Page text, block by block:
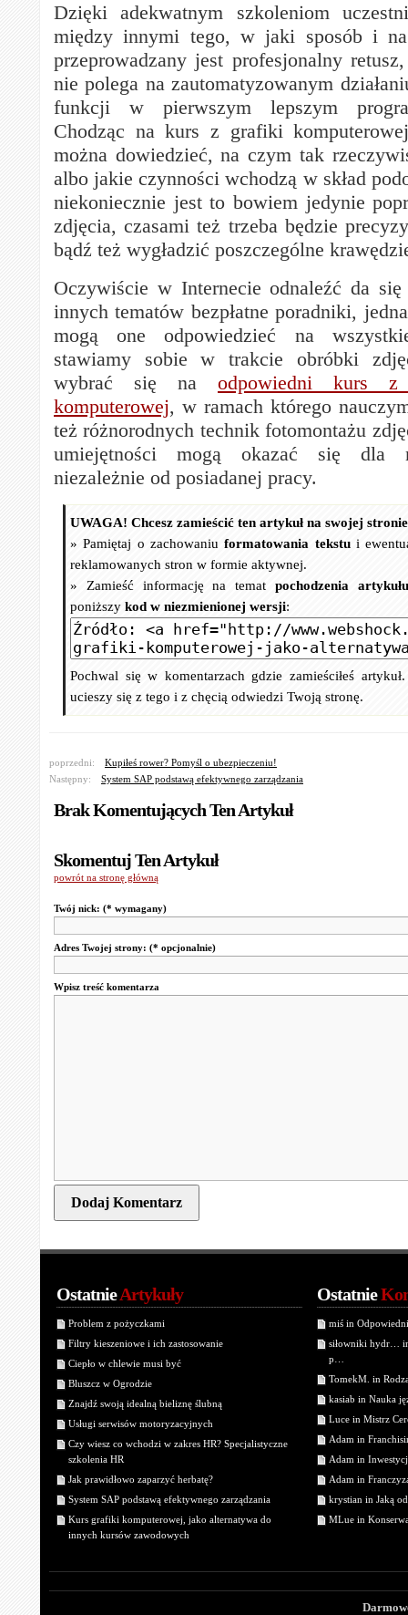
Dzięki adekwatnym szkoleniom
między innymi tego, w jaki sposób i
przeprowadzany jest profesjonalny
nie polega na zautomatyzowanym
funkcji w pierwszym lepszym
Chodząc na kurs z grafiki
można dowiedzieć, na czym tak
albo jakie czynności wchodzą w skład
niekoniecznie jest to bowiem jedynie
zdjęcia, czasami też trzeba będzie
bądź też wygładzić poszczególne
Oczywiście w Internecie odnaleźć da
innych tematów bezpłatne poradniki,
mogą one odpowiedzieć na
stawiamy sobie w trakcie obróbki
wybrać się na odpowiedni kurs
komputerowej, w ramach którego
też różnorodnych technik fotomontażu
umiejętności mogą okazać się dla
niezależnie od posiadanej pracy.
UWAGA! Chcesz zamieścić ten artykuł na swojej
» Pamiętaj o zachowaniuformatowania tekstui
reklamowanych stron w formie aktywnej.
» Zamieść informację na temat pochodzenia artykułu
poniższy kod w niezmienionej wersji:
Pochwal się w komentarzach gdzie zamieściłeś
ucieszy się z tego i z chęcią odwiedzi Twoją stronę.
poprzedni:
Kupiłeś rower? Pomyśl o ubezpieczeniu!
Następny:
System SAP podstawą efektywnego zarządzania
Brak Komentujących Ten Artykuł
Skomentuj Ten Artykuł
powrót na stronę główną
Twój nick: (* wymagany)
Adres Twojej strony: (* opcjonalnie)
Wpisz treść komentarza
OstatnieArtykuły
Problem z pożyczkami
Filtry kieszeniowe i ich zastosowanie
Ciepło w chlewie musi być
Bluszcz w Ogrodzie
Znajdź swoją idealną bieliznę ślubną
Usługi serwisów motoryzacyjnych
Czy wiesz co wchodzi w zakres HR? Specjalistyczne
szkolenia HR
Jak prawidłowo zaparzyć herbatę?
System SAP podstawą efektywnego zarządzania
Kurs grafiki komputerowej, jako alternatywa do
innych kursów zawodowych
Ostatnie
miś in
siłowniki hydr…
p…
TomekM. in
kasiab in Nauka
Luce in Mistrz
Adam in
Adam in
Adam in
krystian in Jaką
MLue in